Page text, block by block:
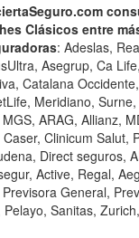
Clásicos entre
: Adeslas,
Asegrup, Ca
Catalana
Meridiano,
ARAG, Allianz,
Clinicum Salut,
Direct seguros,
Active, Regal,
General,
Sanitas,